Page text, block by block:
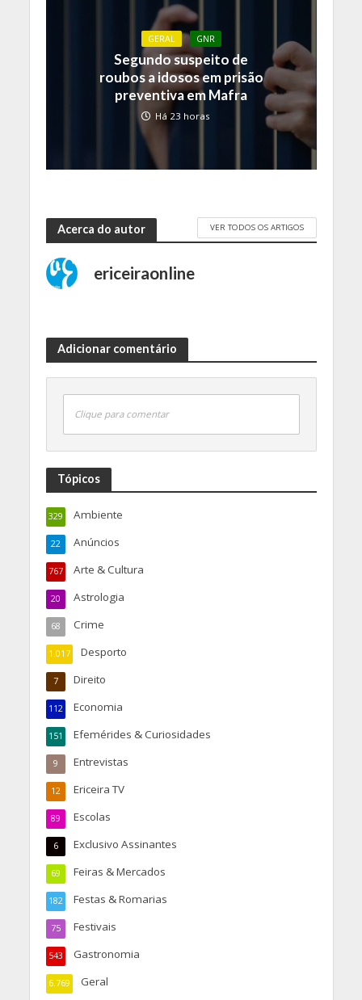
GERAL GNR
Segundo suspeito de
roubos a idosos em prisão
preventiva em Mafra
Há 23 horas
Acerca do autor VER TODOS OS ARTIGOS
ericeiraonline
Adicionar comentário
Clique para comentar
Tópicos
Ambiente
329
Anúncios
22
Arte & Cultura
767
Astrologia
20
Crime
68
Desporto
1.017
Direito
7
Economia
112
Efemérides & Curiosidades
151
Entrevistas
9
Ericeira TV
12
Escolas
89
Exclusivo Assinantes
6
Feiras & Mercados
69
Festas & Romarias
182
Festivais
75
Gastronomia
543
Geral
6.769